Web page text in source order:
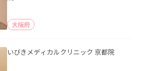
大阪府
いびきメディカルクリニック 京都院